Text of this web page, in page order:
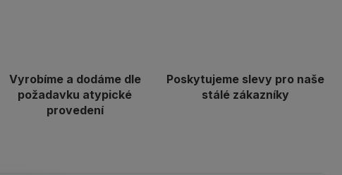
Vyrobíme a dodáme dle
požadavku atypické
provedení
Poskytujeme slevy pro naše
stálé zákazníky